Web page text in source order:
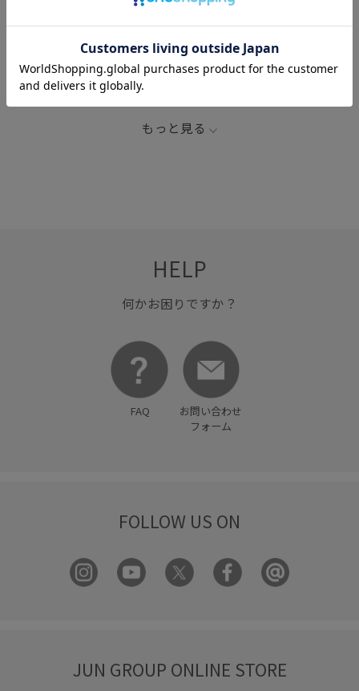
LB_COUPON tres きれいに見える ゆったり
アンダーウェア アンダーウェア2024
もっと見る
HELP
何かお困りですか？
FAQ
お問い合わせ
フォーム
FOLLOW US ON
JUN GROUP ONLINE STORE